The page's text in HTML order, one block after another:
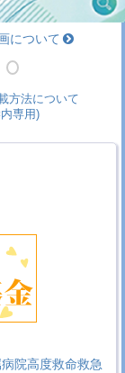
について
方法について
専用)
院高度救命救急